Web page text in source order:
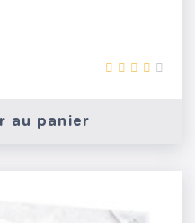
au panier